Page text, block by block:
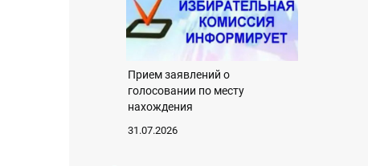
Прием заявлений о
голосовании по месту
нахождения
31.07.2026